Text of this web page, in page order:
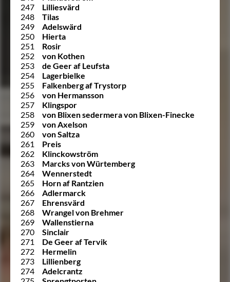
247
Lilliesvärd
248
Tilas
249
Adelswärd
250
Hierta
251
Rosir
252
von Kothen
253
de Geer af Leufsta
254
Lagerbielke
255
Falkenberg af Trystorp
256
von Hermansson
257
Klingspor
258
von Blixen sedermera von Blixen-Finecke
259
von Axelson
260
von Saltza
261
Preis
262
Klinckowström
263
Marcks von Würtemberg
264
Wennerstedt
265
Horn af Rantzien
266
Adlermarck
267
Ehrensvärd
268
Wrangel von Brehmer
269
Wallenstierna
270
Sinclair
271
De Geer af Tervik
272
Hermelin
273
Lillienberg
274
Adelcrantz